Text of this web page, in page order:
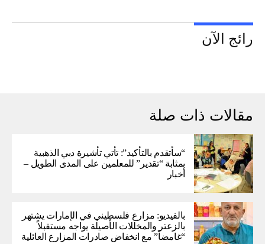
رائج الآن
مقالات ذات صلة
“سأتقدم بالتأكيد”: تأتي تأشيرة دبي الذهبية
بمثابة “تقدير” للمعلمين على المدى الطويل –
أخبار
بالفيديو: مزارع فلسطيني في الإمارات يشتهر
بالزعتر والمخللات الأصيلة يواجه مستقبلاً
“غامضاً” ​​مع انخفاض صادرات المزارع العائلية